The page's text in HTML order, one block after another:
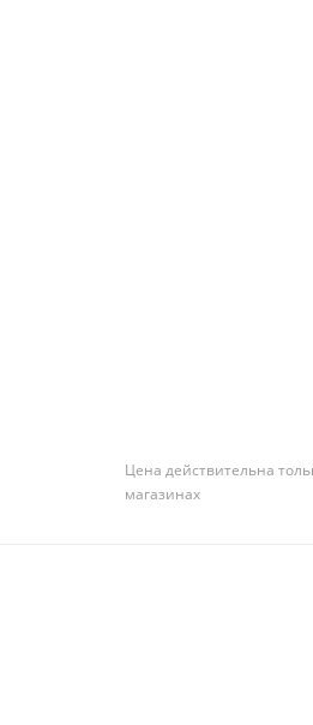
Цена действительна
магазинах